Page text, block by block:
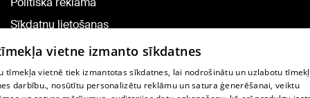
Sīkdatņu lietošanas
noteikumi
Komentāru pievienošana
vietne izmanto sīkdatnes
tīmekļa vietnē tiek izmantotas sīkdatnes, lai nodrošinātu un uzlabotu
darbību., nosūtītu personalizētu reklāmu un satura ģenerēšanai, veiktu